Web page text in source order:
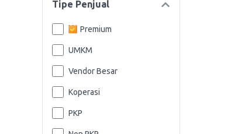
Tipe Penjual
Premium
UMKM
Vendor Besar
Koperasi
PKP